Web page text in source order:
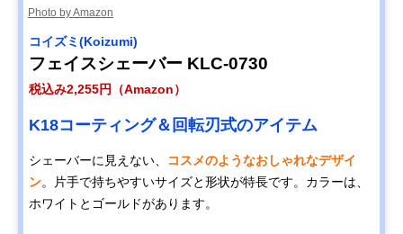
Photo by Amazon
コイズミ(Koizumi)
フェイスシェーバー KLC-0730
税込み2,255円（Amazon）
K18コーティング＆回転刃式のアイテム
シェーバーに見えない、
コスメのようなおしゃれなデザイ
ン。片手で持ちやすいサイズと形状が特長です。カラーは、
ホワイトとゴールドがあります。